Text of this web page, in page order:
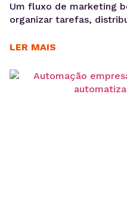
Um fluxo de marketing
organizar tarefas,
consistente. E o uso de
ao centralizar
aprovação e
LER MAIS